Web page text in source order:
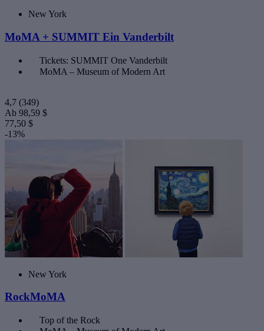
New York
MoMA + SUMMIT Ein Vanderbilt
Tickets: SUMMIT One Vanderbilt
MoMA – Museum of Modern Art
4,7 (349)
Ab 98,59 $
77,50 $
-13%
New York
RockMoMA
Top of the Rock